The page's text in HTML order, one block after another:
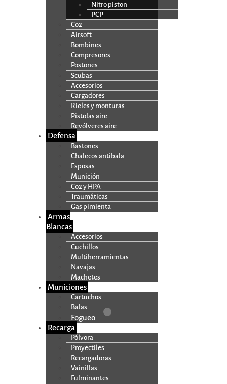
Nitro piston
PCP
Co2
Airsoft
Bombines
Compresores
Postones
Scubas
Accesorios
Cargadores
Rieles y monturas
Pistolas aire
Revólveres aire
Defensa
Bastones
Chalecos antibala
Esposas
Munición
Co2 y HPA
Traumáticas
Gas pimienta
Armas
Blancas
Accesorios
Cuchillos
Multiherramientas
Navajas
Machetes
Municiones
Cartuchos
Balas
Fogueo
Recarga
Pólvora
Proyectiles
Recargadoras
Vainillas
Fulminantes